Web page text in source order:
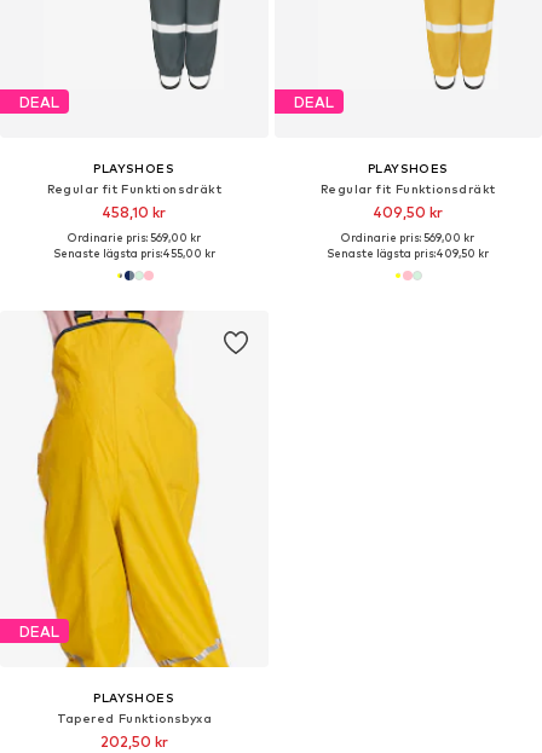
DEAL
PLAYSHOES
Regular fit Funktionsdräkt
458,10 kr
Ordinarie pris: 569,00 kr
Senaste lägsta pris:455,00 kr
DEAL
PLAYSHOES
Regular fit Funktionsdräkt
409,50 kr
Ordinarie pris: 569,00 kr
Senaste lägsta pris:409,50 kr
DEAL
PLAYSHOES
Tapered Funktionsbyxa
202,50 kr